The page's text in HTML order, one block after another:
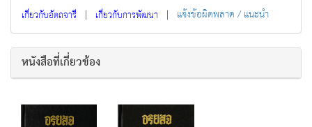
เกี่ยวกับอัตถจารี | เกี่ยวกับการพัฒนา | แจ้งข้อผิดพลาด / แนะนำ
หนังสือที่เกี่ยวข้อง